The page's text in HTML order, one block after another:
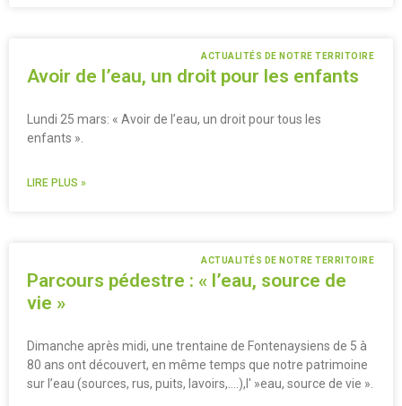
ACTUALITÉS DE NOTRE TERRITOIRE
Avoir de l’eau, un droit pour les enfants
Lundi 25 mars: « Avoir de l’eau, un droit pour tous les
enfants ».
LIRE PLUS »
ACTUALITÉS DE NOTRE TERRITOIRE
Parcours pédestre : « l’eau, source de
vie »
Dimanche après midi, une trentaine de Fontenaysiens de 5 à
80 ans ont découvert, en même temps que notre patrimoine
sur l’eau (sources, rus, puits, lavoirs,….),l' »eau, source de vie ».